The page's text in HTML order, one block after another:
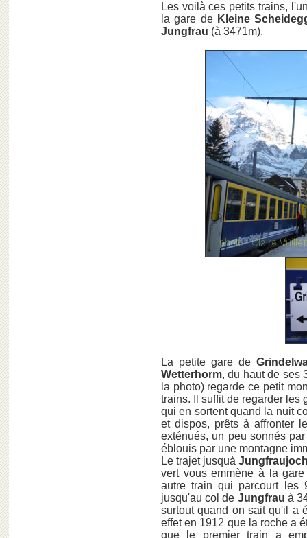
Les voilà ces petits trains,
la gare de Kleine
Jungfrau (à 3471m).
La petite gare de
Wetterhorm, du haut de ses
la photo) regarde ce petit
trains. Il suffit de regarder les
qui en sortent quand la nuit
et dispos, prêts à affronter
exténués, un peu sonnés
éblouis par une montagne
Le trajet jusquà
vert vous emmène à la
autre train qui parcourt les
jusqu'au col de Jungfrau à
surtout quand on sait qu'il a
effet en 1912 que la roche a
que le premier train a